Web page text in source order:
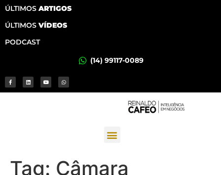
ÚLTIMOS ARTIGOS
ÚLTIMOS VÍDEOS
PODCAST
(14) 99117-0089
Tag: Câmara